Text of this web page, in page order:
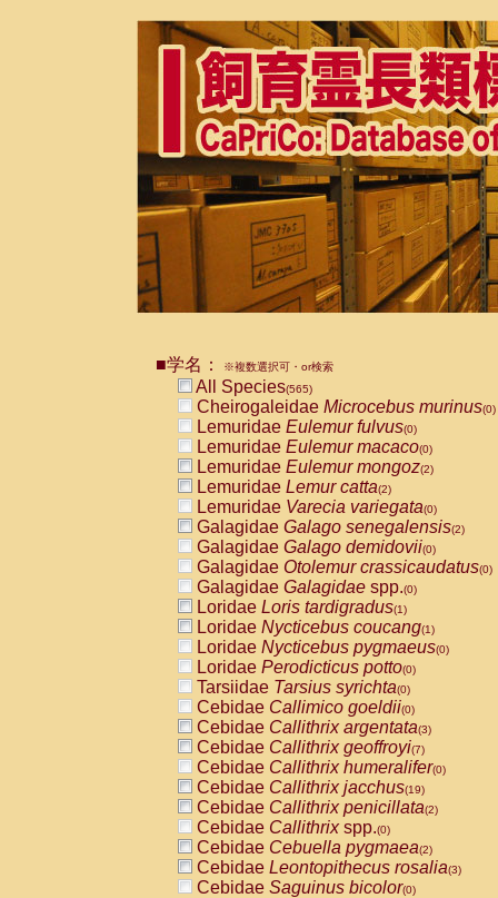
■学名： ※複数選択可・or検索
All Species(565)
Cheirogaleidae Microcebus murinus(0)
Lemuridae Eulemur fulvus(0)
Lemuridae Eulemur macaco(0)
Lemuridae Eulemur mongoz(2)
Lemuridae Lemur catta(2)
Lemuridae Varecia variegata(0)
Galagidae Galago senegalensis(2)
Galagidae Galago demidovii(0)
Galagidae Otolemur crassicaudatus(0)
Galagidae Galagidae spp.(0)
Loridae Loris tardigradus(1)
Loridae Nycticebus coucang(1)
Loridae Nycticebus pygmaeus(0)
Loridae Perodicticus potto(0)
Tarsiidae Tarsius syrichta(0)
Cebidae Callimico goeldii(0)
Cebidae Callithrix argentata(3)
Cebidae Callithrix geoffroyi(7)
Cebidae Callithrix humeralifer(0)
Cebidae Callithrix jacchus(19)
Cebidae Callithrix penicillata(2)
Cebidae Callithrixspp.(0)
Cebidae Cebuella pygmaea(2)
Cebidae Leontopithecus rosalia(3)
Cebidae Saguinus bicolor(0)